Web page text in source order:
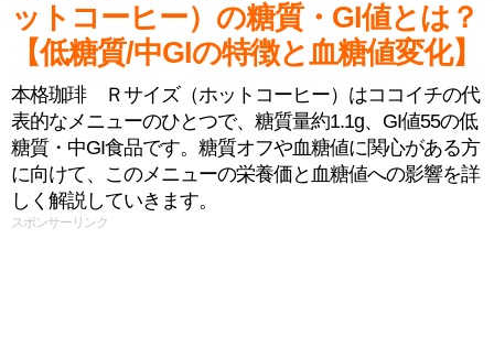
ットコーヒー）の糖質・GI値とは？
【低糖質/中GIの特徴と血糖値変化】
本格珈琲 Ｒサイズ（ホットコーヒー）はココイチの代
表的なメニューのひとつで、糖質量約1.1g、GI値55の低
糖質・中GI食品です。糖質オフや血糖値に関心がある方
に向けて、このメニューの栄養価と血糖値への影響を詳
しく解説していきます。
スポンサーリンク